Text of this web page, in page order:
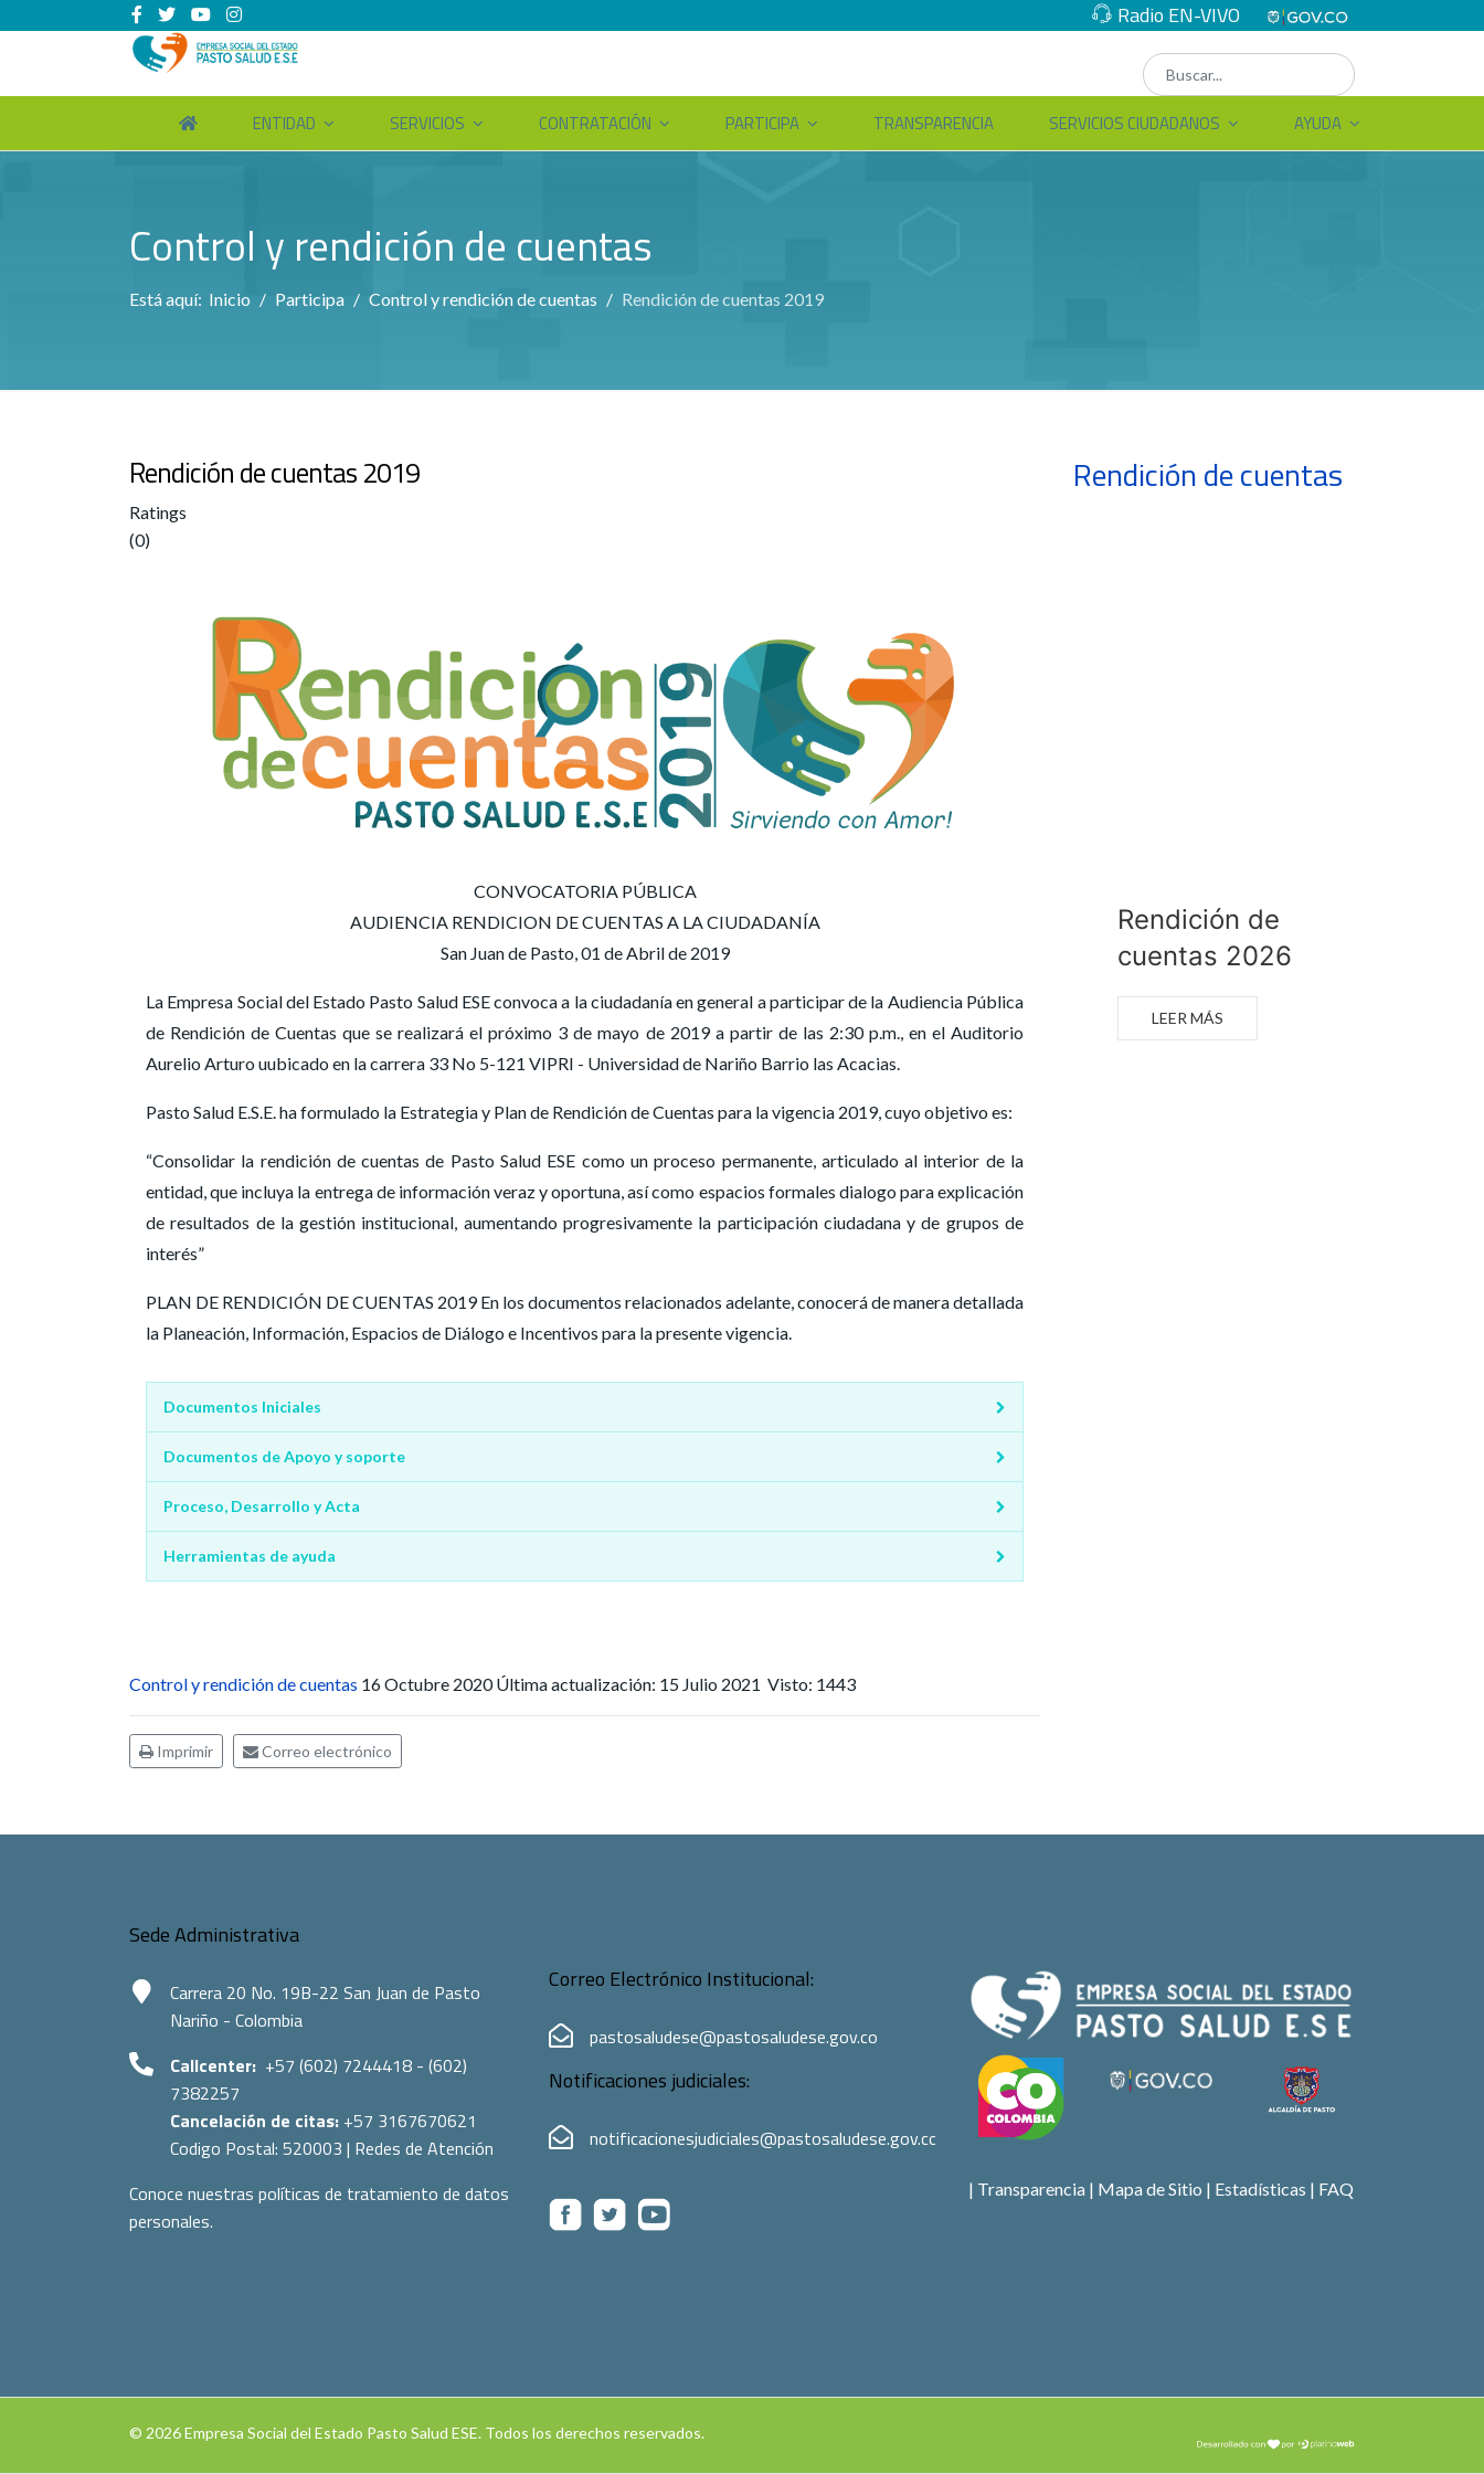
Radio EN-VIVO
ENTIDAD SERVICIOS CONTRATACIÓN PARTICIPA TRANSPARENCIA SERVICIOS CIUDADANOS AYUDA
Control y rendición de cuentas
Está aquí: Inicio Participa Control y rendición de cuentas Rendición de cuentas 2019
Rendición de cuentas 2019
Ratings
(0)
CONVOCATORIA PÚBLICA
AUDIENCIA RENDICION DE CUENTAS A LA CIUDADANÍA
San Juan de Pasto, 01 de Abril de 2019
La Empresa Social del Estado Pasto Salud ESE convoca a la ciudadanía en general a participar de la Audiencia Pública
de Rendición de Cuentas que se realizará el próximo 3 de mayo de 2019 a partir de las 2:30 p.m., en el Auditorio
Aurelio Arturo uubicado en la carrera 33 No 5-121 VIPRI - Universidad de Nariño Barrio las Acacias.
Pasto Salud E.S.E. ha formulado la Estrategia y Plan de Rendición de Cuentas para la vigencia 2019, cuyo objetivo es:
“Consolidar la rendición de cuentas de Pasto Salud ESE como un proceso permanente, articulado al interior de la
entidad, que incluya la entrega de información veraz y oportuna, así como espacios formales dialogo para explicación
de resultados de la gestión institucional, aumentando progresivamente la participación ciudadana y de grupos de
interés”
PLAN DE RENDICIÓN DE CUENTAS 2019 En los documentos relacionados adelante, conocerá de manera detallada
la Planeación, Información, Espacios de Diálogo e Incentivos para la presente vigencia.
Documentos Iniciales
Documentos de Apoyo y soporte
Proceso, Desarrollo y Acta
Herramientas de ayuda
Control y rendición de cuentas 16 Octubre 2020Última actualización: 15 Julio 2021 Visto: 1443
Imprimir Correo electrónico
Rendición de cuentas
Rendición de
cuentas 2026
LEER MÁS
Sede Administrativa
Carrera 20 No. 19B-22 San Juan de Pasto
Nariño - Colombia
Callcenter: +57 (602) 7244418 - (602)
7382257
Cancelación de citas: +57 3167670621
Codigo Postal: 520003 | Redes de Atención
Conoce nuestras políticas de tratamiento de datos
personales.
Correo Electrónico Institucional:
pastosaludese@pastosaludese.gov.co
Notificaciones judiciales:
notificacionesjudiciales@pastosaludese.gov.co
| Transparencia | Mapa de Sitio | Estadísticas | FAQ
© 2026 Empresa Social del Estado Pasto Salud ESE. Todos los derechos reservados.